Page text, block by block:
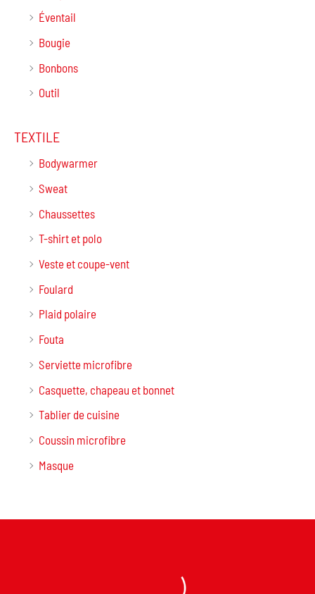
Éventail
Bougie
Bonbons
Outil
TEXTILE
Bodywarmer
Sweat
Chaussettes
T-shirt et polo
Veste et coupe-vent
Foulard
Plaid polaire
Fouta
Serviette microfibre
Casquette, chapeau et bonnet
Tablier de cuisine
Coussin microfibre
Masque